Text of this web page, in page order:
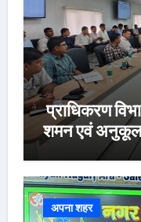
प्राधिकरण
शमन एवं
अपना शहर